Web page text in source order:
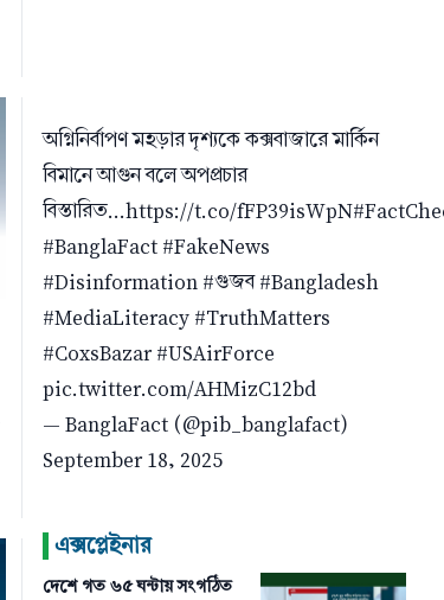
অগ্নিনির্বাপণ মহড়ার দৃশ্যকে কক্সবাজারে মার্কিন
বিমানে আগুন বলে অপপ্রচার
বিস্তারিত...https://t.co/fFP39isWpN
#BanglaFact #FakeNews
#Disinformation #গুজব #Bangladesh
#MediaLiteracy #TruthMatters
#CoxsBazar #USAirForce
pic.twitter.com/AHMizC12bd
— BanglaFact (@pib_banglafact)
September 18, 2025
এক্সপ্লেইনার
দেশে গত ৬৫ ঘন্টায় সংগঠিত